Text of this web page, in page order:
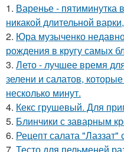
1. Варенье - пятиминутка
никакой длительной
2. Юра музыченко
рождения в кругу самых
3. Лето - лучшее время
зелени и салатов,
несколько минут.
4. Кекс грушевый. Для
5. Блинчики с заварным
6. Рецепт салата
7. Тесто для пельменей